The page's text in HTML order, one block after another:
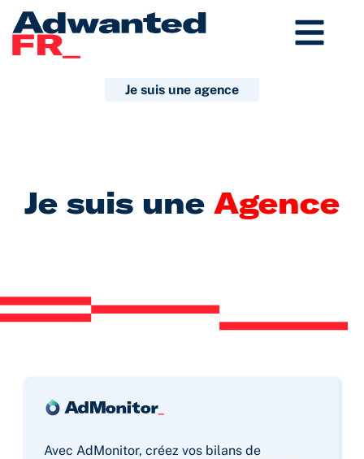
Aller
contenu
Je suis une agence
Je suis une Agence
Avec AdMonitor, créez vos bilans de